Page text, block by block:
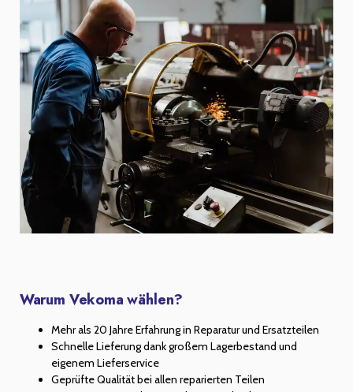
Warum Vekoma wählen?
Mehr als 20 Jahre Erfahrung in Reparatur und Ersatzteilen
Schnelle Lieferung dank großem Lagerbestand und
eigenem Lieferservice
Geprüfte Qualität bei allen reparierten Teilen